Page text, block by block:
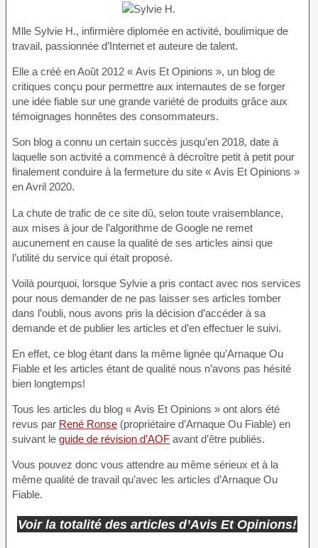
Mlle Sylvie H., infirmière diplomée en activité, boulimique de
travail, passionnée d’Internet et auteure de talent.
Elle a créé en Août 2012 « Avis Et Opinions », un blog de
critiques conçu pour permettre aux internautes de se forger
une idée fiable sur une grande variété de produits grâce aux
témoignages honnêtes des consommateurs.
Son blog a connu un certain succès jusqu’en 2018, date à
laquelle son activité a commencé à décroître petit à petit pour
finalement conduire à la fermeture du site « Avis Et Opinions »
en Avril 2020.
La chute de trafic de ce site dû, selon toute vraisemblance,
aux mises à jour de l’algorithme de Google ne remet
aucunement en cause la qualité de ses articles ainsi que
l’utilité du service qui était proposé.
Voilà pourquoi, lorsque Sylvie a pris contact avec nos services
pour nous demander de ne pas laisser ses articles tomber
dans l’oubli, nous avons pris la décision d’accéder à sa
demande et de publier les articles et d’en effectuer le suivi.
En effet, ce blog étant dans la même lignée qu’Arnaque Ou
Fiable et les articles étant de qualité nous n’avons pas hésité
bien longtemps!
Tous les articles du blog « Avis Et Opinions » ont alors été
revus par René Ronse (propriétaire d’Arnaque Ou Fiable) en
suivant le guide de révision d’AOF avant d’être publiés.
Vous pouvez donc vous attendre au même sérieux et à la
même qualité de travail qu’avec les articles d’Arnaque Ou
Fiable.
Voir la totalité des articles d’Avis Et Opinions!